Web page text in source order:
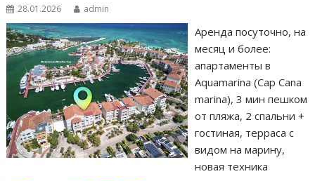
28.01.2026 admin
Аренда посуточно, на
месяц и более:
апартаменты в
Aquamarina (Cap Cana
marina), 3 мин пешком
от пляжа, 2 спальни +
гостиная, терраса с
видом на марину,
новая техника